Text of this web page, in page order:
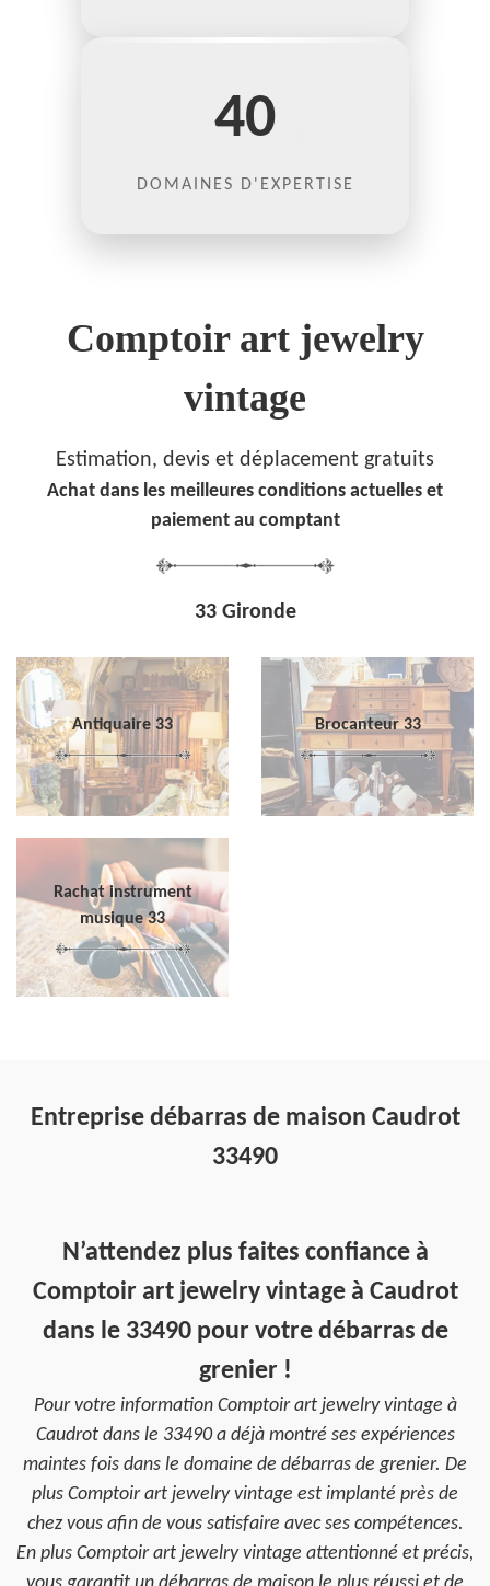
40
DOMAINES D'EXPERTISE
Comptoir art jewelry
vintage
Estimation, devis et déplacement gratuits
Achat dans les meilleures conditions actuelles et
paiement au comptant
33 Gironde
Antiquaire 33 Brocanteur 33
Rachat instrument
musique 33
Entreprise débarras de maison Caudrot
33490
N’attendez plus faites confiance à
Comptoir art jewelry vintage à Caudrot
dans le 33490 pour votre débarras de
grenier !
Pour votre information Comptoir art jewelry vintage à
Caudrot dans le 33490 a déjà montré ses expériences
maintes fois dans le domaine de débarras de grenier. De
plus Comptoir art jewelry vintage est implanté près de
chez vous afin de vous satisfaire avec ses compétences.
En plus Comptoir art jewelry vintage attentionné et précis,